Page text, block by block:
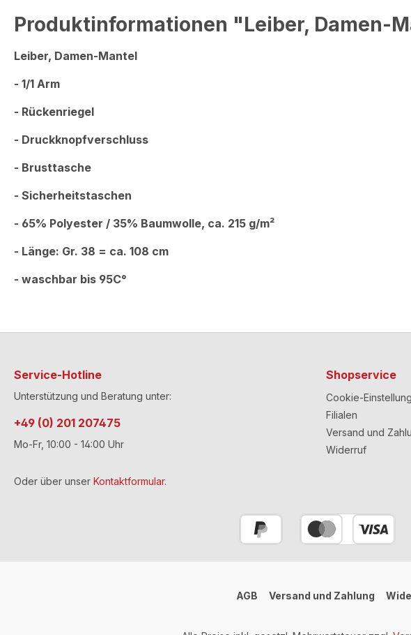
Produktinformationen "Leiber, Damen-
Leiber, Damen-Mantel
- 1/1 Arm
- Rückenriegel
- Druckknopfverschluss
- Brusttasche
- Sicherheitstaschen
- 65% Polyester / 35% Baumwolle, ca. 215 g/m²
- Länge: Gr. 38 = ca. 108 cm
- waschbar bis 95C°
Service-Hotline
Unterstützung und Beratung unter:
+49 (0) 201 207475
Mo-Fr, 10:00 - 14:00 Uhr
Oder über unser Kontaktformular.
Shopservice
Cookie-
Filialen
Versand und
Widerruf
AGB Versand und Zahlung